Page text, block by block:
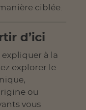
ciblée.
d’ici
à la
explorer le
ou
vous